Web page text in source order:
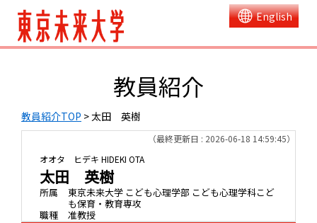
English
教員紹介
教員紹介TOP > 太田 英樹
（最終更新日 : 2026-06-18 14:59:45）
オオタ ヒデキ HIDEKI OTA
太田 英樹
所属
東京未来大学 こども心理学部 こども心理学科こど
も保育・教育専攻
職種
准教授